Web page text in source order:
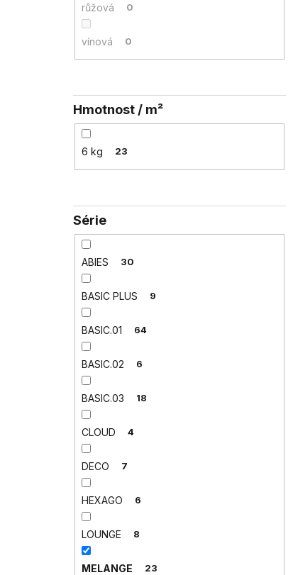
růžová 0
vínová 0
Hmotnost / m²
6 kg 23
Série
ABIES 30
BASIC PLUS 9
BASIC.01 64
BASIC.02 6
BASIC.03 18
CLOUD 4
DECO 7
HEXAGO 6
LOUNGE 8
MELANGE 23